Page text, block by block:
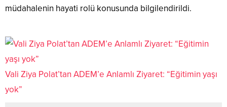
müdahalenin hayati rolü konusunda bilgilendirildi.
Vali Ziya Polat’tan ADEM’e Anlamlı Ziyaret: “Eğitimin yaşı
yok”